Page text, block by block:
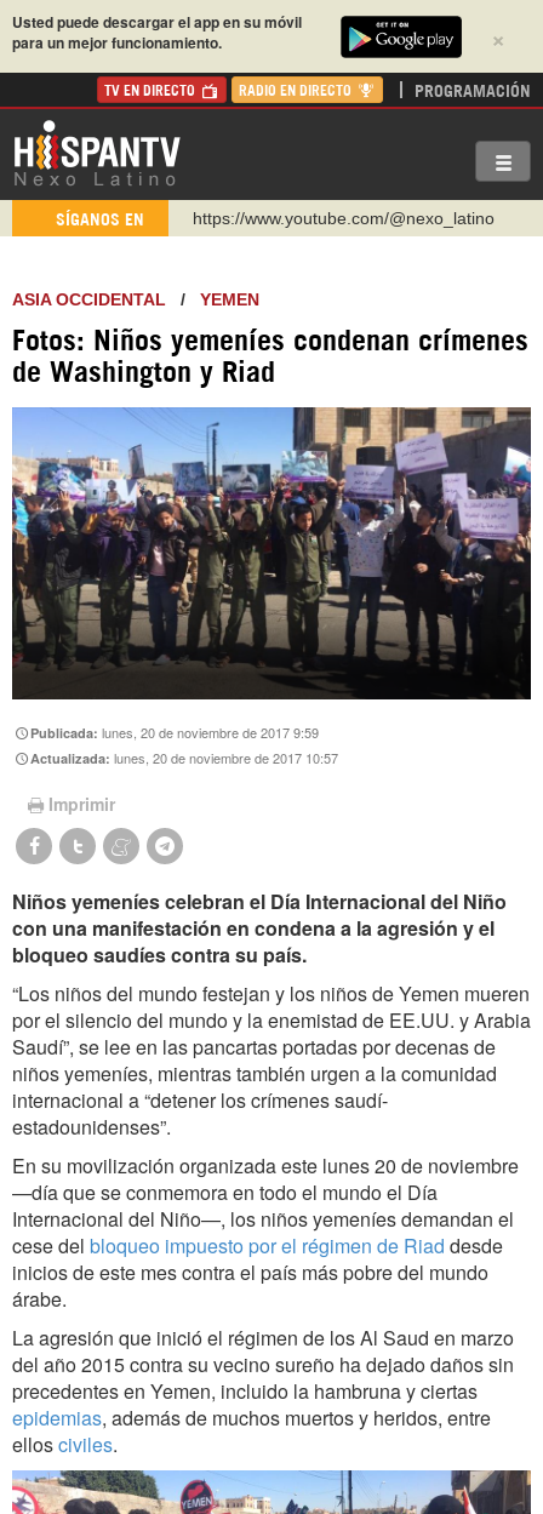
×
Usted puede descargar el app en su móvil
para un mejor funcionamiento.
TV EN DIRECTO RADIO EN DIRECTO PROGRAMACIÓN
SÍGANOS EN
https://www.youtube.com/@nexo_latino
https://t.me/hispantvcanal
https://urmedium.com/c/hispantv
WhatsApp y Viber: +98 921 79 29 404
https://www.facebook.com/Nexolatino.Canal
ASIA OCCIDENTAL / YEMEN
Fotos: Niños yemeníes condenan crímenes
de Washington y Riad
Publicada:lunes, 20 de noviembre de 2017 9:59
Actualizada:lunes, 20 de noviembre de 2017 10:57
Imprimir
Niños yemeníes celebran el Día Internacional del Niño
con una manifestación en condena a la agresión y el
bloqueo saudíes contra su país.
“Los niños del mundo festejan y los niños de Yemen mueren
por el silencio del mundo y la enemistad de EE.UU. y Arabia
Saudí”, se lee en las pancartas portadas por decenas de
niños yemeníes, mientras también urgen a la comunidad
internacional a “detener los crímenes saudí-
estadounidenses”.
En su movilización organizada este lunes 20 de noviembre
—día que se conmemora en todo el mundo el Día
Internacional del Niño—, los niños yemeníes demandan el
cese del bloqueo impuesto por el régimen de Riad desde
inicios de este mes contra el país más pobre del mundo
árabe.
La agresión que inició el régimen de los Al Saud en marzo
del año 2015 contra su vecino sureño ha dejado daños sin
precedentes en Yemen, incluido la hambruna y ciertas
epidemias, además de muchos muertos y heridos, entre
ellosciviles.